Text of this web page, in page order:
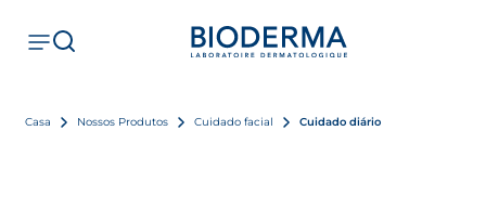
Casa Nossos Produtos Cuidado facial Cuidado diário